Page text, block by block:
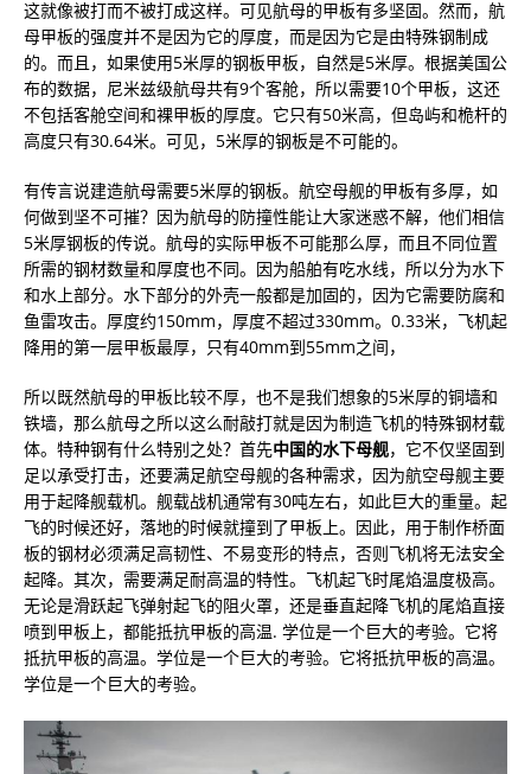
这就像被打而不被打成这样。可见航母的甲板有多坚固。然而，航
母甲板的强度并不是因为它的厚度，而是因为它是由特殊钢制成
的。而且，如果使用5米厚的钢板甲板，自然是5米厚。根据美国公
布的数据，尼米兹级航母共有9个客舱，所以需要10个甲板，这还
不包括客舱空间和裸甲板的厚度。它只有50米高，但岛屿和桅杆的
高度只有30.64米。可见，5米厚的钢板是不可能的。
有传言说建造航母需要5米厚的钢板。航空母舰的甲板有多厚，如
何做到坚不可摧？因为航母的防撞性能让大家迷惑不解，他们相信
5米厚钢板的传说。航母的实际甲板不可能那么厚，而且不同位置
所需的钢材数量和厚度也不同。因为船舶有吃水线，所以分为水下
和水上部分。水下部分的外壳一般都是加固的，因为它需要防腐和
鱼雷攻击。厚度约150mm，厚度不超过330mm。0.33米，飞机起
降用的第一层甲板最厚，只有40mm到55mm之间，
所以既然航母的甲板比较不厚，也不是我们想象的5米厚的铜墙和
铁墙，那么航母之所以这么耐敲打就是因为制造飞机的特殊钢材载
体。特种钢有什么特别之处？首先中国的水下母舰，它不仅坚固到
足以承受打击，还要满足航空母舰的各种需求，因为航空母舰主要
用于起降舰载机。舰载战机通常有30吨左右，如此巨大的重量。起
飞的时候还好，落地的时候就撞到了甲板上。因此，用于制作桥面
板的钢材必须满足高韧性、不易变形的特点，否则飞机将无法安全
起降。其次，需要满足耐高温的特性。飞机起飞时尾焰温度极高。
无论是滑跃起飞弹射起飞的阻火罩，还是垂直起降飞机的尾焰直接
喷到甲板上，都能抵抗甲板的高温. 学位是一个巨大的考验。它将
抵抗甲板的高温。学位是一个巨大的考验。它将抵抗甲板的高温。
学位是一个巨大的考验。